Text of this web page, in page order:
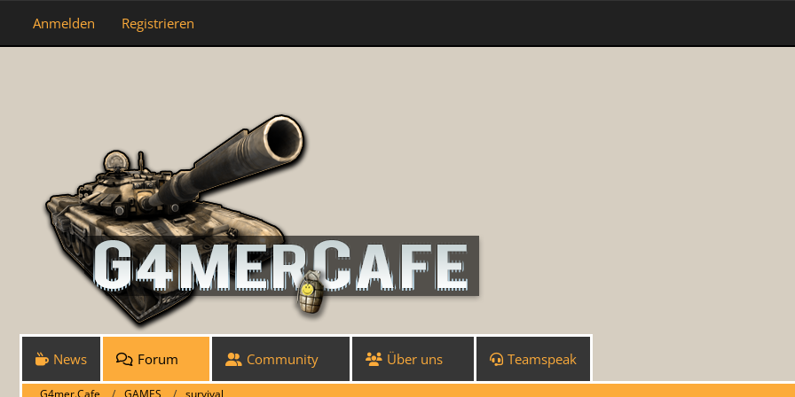
News Forum Community Über uns Teamspeak
Anmelden Registrieren
G4mer.Cafe GAMES survival